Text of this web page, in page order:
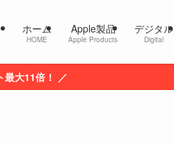
ホーム
HOME
Apple製品
Apple Products
デジタル
Digital
最大11倍！ ／